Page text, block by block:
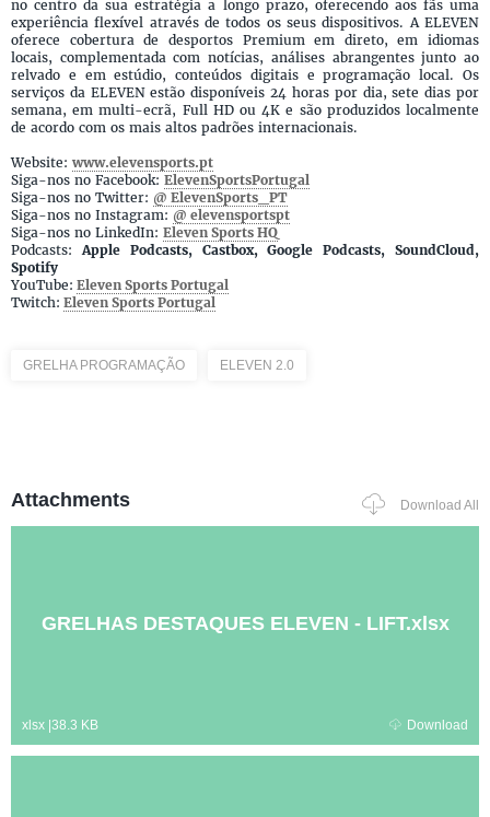
no centro da sua estratégia a longo prazo, oferecendo aos fãs uma
experiência flexível através de todos os seus dispositivos. A ELEVEN
oferece cobertura de desportos Premium em direto, em idiomas
locais, complementada com notícias, análises abrangentes junto ao
relvado e em estúdio, conteúdos digitais e programação local. Os
serviços da ELEVEN estão disponíveis 24 horas por dia, sete dias por
semana, em multi-ecrã, Full HD ou 4K e são produzidos localmente
de acordo com os mais altos padrões internacionais.
Website: www.elevensports.pt
Siga-nos no Facebook: ElevenSportsPortugal
Siga-nos no Twitter: @ ElevenSports_PT
Siga-nos no Instagram: @ elevensportspt
Siga-nos no LinkedIn: Eleven Sports HQ
Podcasts: Apple Podcasts, Castbox, Google Podcasts, SoundCloud,
Spotify
YouTube: Eleven Sports Portugal
Twitch: Eleven Sports Portugal
GRELHA PROGRAMAÇÃO ELEVEN 2.0
Attachments Download All
GRELHAS DESTAQUES ELEVEN - LIFT.xlsx
xlsx 38.3 KB Download